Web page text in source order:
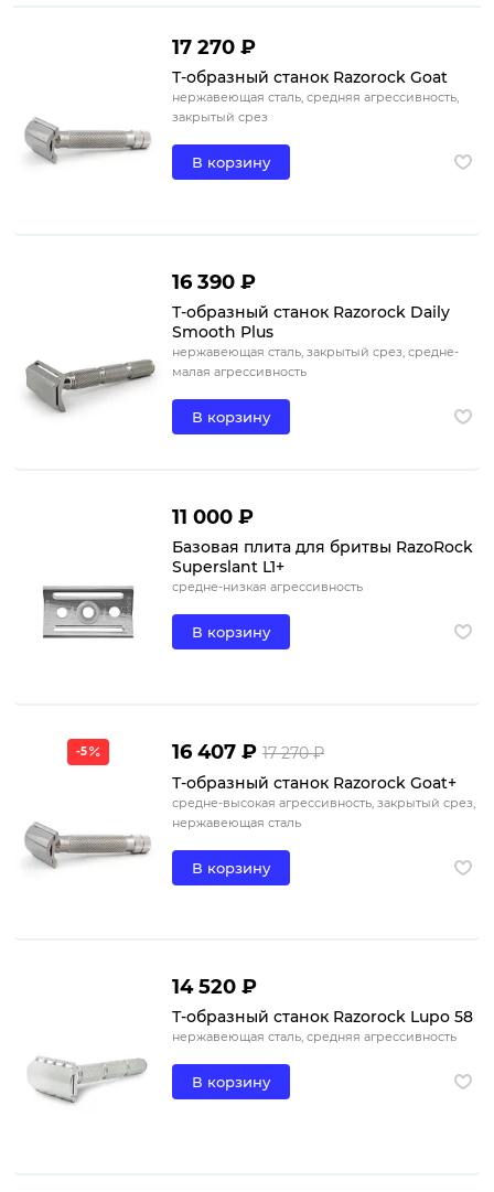
17 270 ₽
Т-образный станок Razorock Goat
нержавеющая сталь, средняя агрессивность,
закрытый срез
В корзину
16 390 ₽
Т-образный станок Razorock Daily
Smooth Plus
нержавеющая сталь, закрытый срез, средне-
малая агрессивность
В корзину
11 000 ₽
Базовая плита для бритвы RazoRock
Superslant L1+
средне-низкая агрессивность
В корзину
-5 16 407 ₽ 17 270 ₽
Т-образный станок Razorock Goat+
средне-высокая агрессивность, закрытый срез,
нержавеющая сталь
В корзину
14 520 ₽
Т-образный станок Razorock Lupo 58
нержавеющая сталь, средняя агрессивность
В корзину